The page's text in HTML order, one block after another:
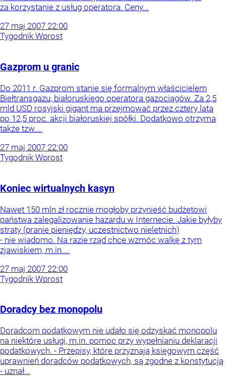
za korzystanie z usług operatora. Ceny...
27 maj 2007 22:00
Tygodnik Wprost
Gazprom u granic
Do 2011 r. Gazprom stanie się formalnym właścicielem
Biełtransgazu, białoruskiego operatora gazociągów. Za 2,5
mld USD rosyjski gigant ma przejmować przez cztery lata
po 12,5 proc. akcji białoruskiej spółki. Dodatkowo otrzyma
także tzw....
27 maj 2007 22:00
Tygodnik Wprost
Koniec wirtualnych kasyn
Nawet 150 mln zł rocznie mogłoby przynieść budżetowi
państwa zalegalizowanie hazardu w Internecie. Jakie byłyby
straty (pranie pieniędzy, uczestnictwo nieletnich)
- nie wiadomo. Na razie rząd chce wzmóc walkę z tym
zjawiskiem, m.in....
27 maj 2007 22:00
Tygodnik Wprost
Doradcy bez monopolu
Doradcom podatkowym nie udało się odzyskać monopolu
na niektóre usługi, m.in. pomoc przy wypełnianiu deklaracji
podatkowych. - Przepisy, które przyznają księgowym część
uprawnień doradców podatkowych, są zgodne z konstytucją
- uznał...